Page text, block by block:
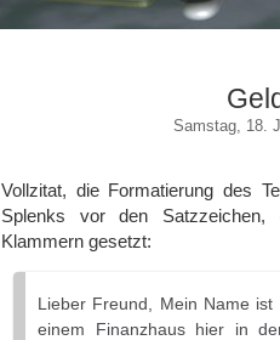
Samstag, 18.
Vollzitat, die Formatierung des
Splenks vor den Satzzeichen,
Klammern gesetzt:
Lieber Freund, Mein Name
einem Finanzhaus hier in